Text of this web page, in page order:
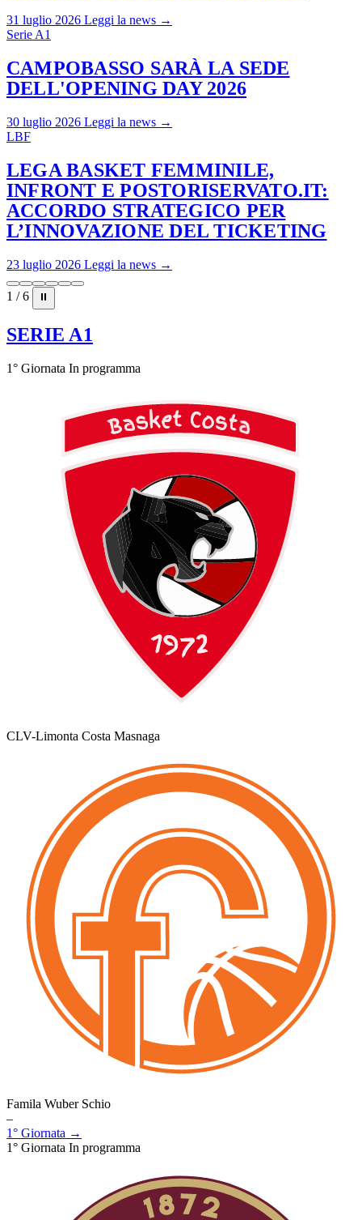
31 luglio 2026 Leggi la news →
Serie A1
CAMPOBASSO SARÀ LA SEDE
DELL'OPENING DAY 2026
30 luglio 2026 Leggi la news →
LBF
LEGA BASKET FEMMINILE,
INFRONT E POSTORISERVATO.IT:
ACCORDO STRATEGICO PER
L’INNOVAZIONE DEL TICKETING
23 luglio 2026 Leggi la news →
1 / 6 ⏸
SERIE A1
1° Giornata In programma
CLV-Limonta Costa Masnaga
Famila Wuber Schio
–
1° Giornata →
1° Giornata In programma